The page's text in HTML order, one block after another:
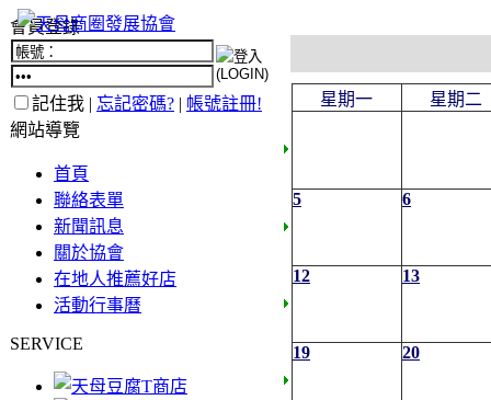
會員登錄
記住我 | 忘記密碼? | 帳號註冊!
網站導覽
首頁
聯絡表單
新聞訊息
關於協會
在地人推薦好店
活動行事曆
SERVICE
星期一 星期二
5 6
12 13
19 20